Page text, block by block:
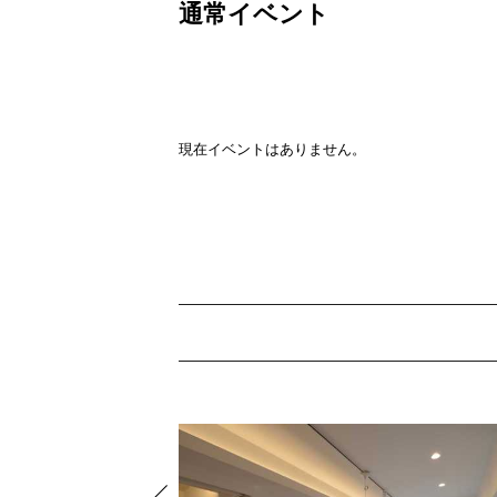
通常イベント
現在イベントはありません。